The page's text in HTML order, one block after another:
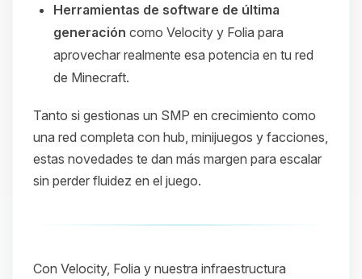
Herramientas de software de última
generación como Velocity y Folia para
aprovechar realmente esa potencia en tu red
de Minecraft.
Tanto si gestionas un SMP en crecimiento como
una red completa con hub, minijuegos y facciones,
estas novedades te dan más margen para escalar
sin perder fluidez en el juego.
Con Velocity, Folia y nuestra infraestructura